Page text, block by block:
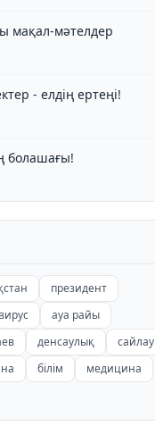
мақал-мәтелдер
- елдің ертеңі!
болашағы!
президент
ауа райы
денсаулық
сайлау
білім
медицина